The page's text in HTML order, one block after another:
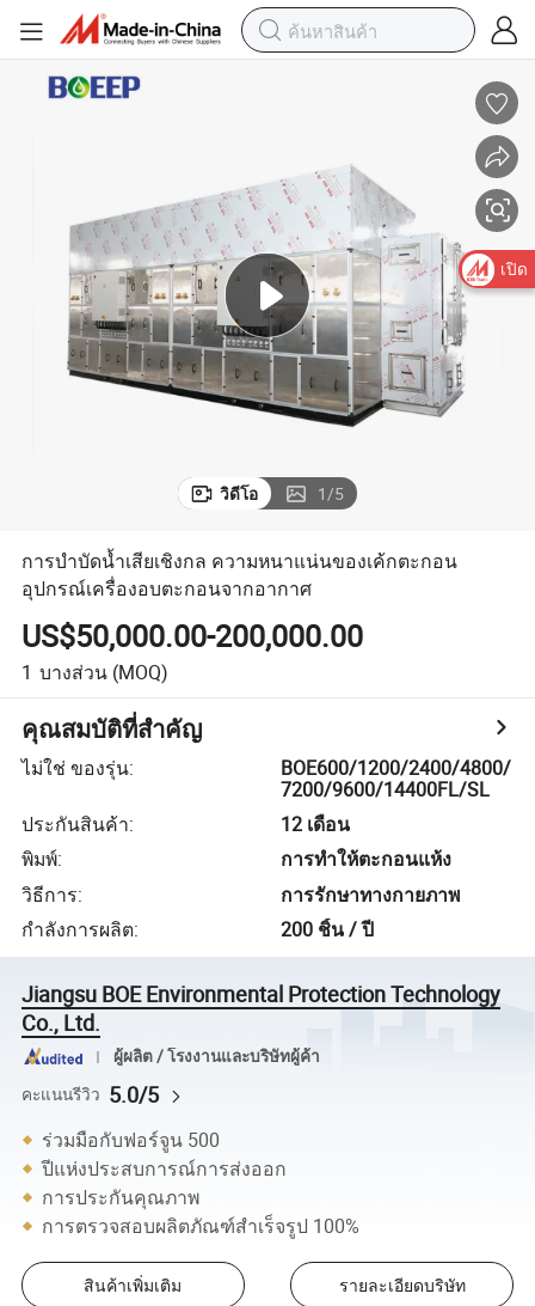
วิดีโอ 1/5
การบำบัดน้ำเสียเชิงกล ความหนาแน่นของเค้กตะกอน
อุปกรณ์เครื่องอบตะกอนจากอากาศ
US$50,000.00-200,000.00
1 บางส่วน (MOQ)
คุณสมบัติที่สำคัญ
ไม่ใช่ ของรุ่น:
BOE600/1200/2400/4800/
7200/9600/14400FL/SL
ประกันสินค้า:
12 เดือน
พิมพ์:
การทำให้ตะกอนแห้ง
วิธีการ:
การรักษาทางกายภาพ
กำลังการผลิต: 200 ชิ้น / ปี
Jiangsu BOE Environmental Protection Technology
Co., Ltd.
ผู้ผลิต / โรงงานและบริษัทผู้ค้า
คะแนนรีวิว 5.0/5
ร่วมมือกับฟอร์จูน 500
ปีแห่งประสบการณ์การส่งออก
การประกันคุณภาพ
การตรวจสอบผลิตภัณฑ์สำเร็จรูป 100%
สินค้าเพิ่มเติม รายละเอียดบริษัท
เปิด